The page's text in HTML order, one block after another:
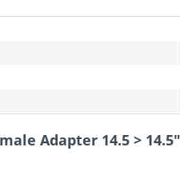
Adapter 14.5 > 14.5"